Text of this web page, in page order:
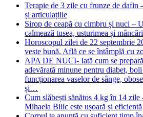
Terapie de 3 zile cu frunze de dafin
și articulațiile
Sirop de ceapă cu cimbru și nuci –
calmează tusea, usturimea și
Horoscopul zilei de 22 septembrie
veste bună. Află ce se întâmplă cu
APA DE NUCI- Iată cum se
adevărată minune pentru diabet,
funcționarea vaselor de sânge,
și…
Cum slăbești sănătos 4 kg în 14
Mihaela Bilic este ușoară și eficientă